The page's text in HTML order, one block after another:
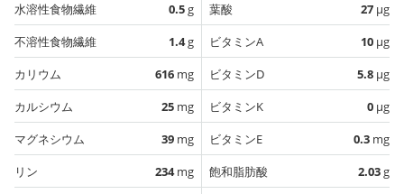
水溶性食物繊維
0.5g
不溶性食物繊維
1.4g
カリウム
616 mg
カルシウム
25 mg
マグネシウム
39 mg
リン
234mg
葉酸
27 µg
ビタミンA
10 µg
ビタミンD
5.8 µg
ビタミンK
0 µg
ビタミンE
0.3 mg
飽和脂肪酸
2.03g